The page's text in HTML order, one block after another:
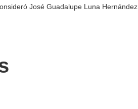
José Guadalupe Luna Hernández.